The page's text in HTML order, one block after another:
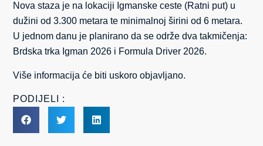
Nova staza je na lokaciji Igmanske ceste (Ratni put) u
dužini od 3.300 metara te minimalnoj širini od 6 metara.
U jednom danu je planirano da se održe dva takmičenja:
Brdska trka Igman 2026 i Formula Driver 2026.
Više informacija će biti uskoro objavljano.
PODIJELI :